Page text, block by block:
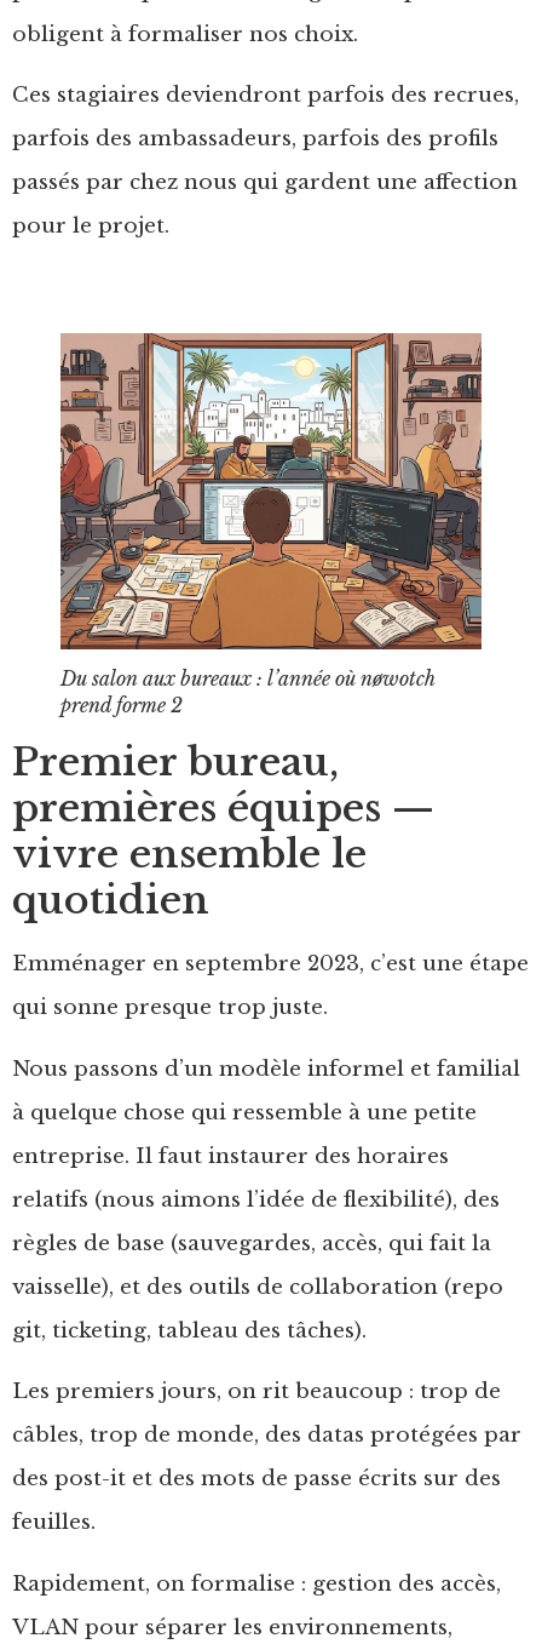
obligent à formaliser nos choix.
Ces stagiaires deviendront parfois des recrues,
parfois des ambassadeurs, parfois des profils
passés par chez nous qui gardent une affection
pour le projet.
Du salon aux bureaux : l’année où nøwotch
prend forme 2
Premier bureau,
premières équipes —
vivre ensemble le
quotidien
Emménager en septembre 2023, c’est une étape
qui sonne presque trop juste.
Nous passons d’un modèle informel et familial
à quelque chose qui ressemble à une petite
entreprise. Il faut instaurer des horaires
relatifs (nous aimons l’idée de flexibilité), des
règles de base (sauvegardes, accès, qui fait la
vaisselle), et des outils de collaboration (repo
git, ticketing, tableau des tâches).
Les premiers jours, on rit beaucoup : trop de
câbles, trop de monde, des datas protégées par
des post-it et des mots de passe écrits sur des
feuilles.
Rapidement, on formalise : gestion des accès,
VLAN pour séparer les environnements,